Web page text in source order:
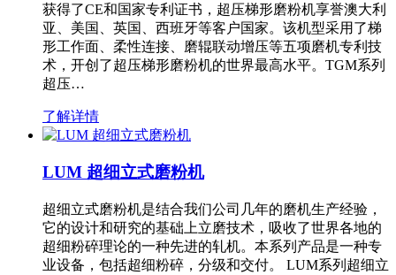
获得了CE和国家专利证书，超压梯形磨粉机享誉澳大利
亚、美国、英国、西班牙等客户国家。该机型采用了梯
形工作面、柔性连接、磨辊联动增压等五项磨机专利技
术，开创了超压梯形磨粉机的世界最高水平。TGM系列
超压…
了解详情
LUM 超细立式磨粉机
超细立式磨粉机是结合我们公司几年的磨机生产经验，
它的设计和研究的基础上立磨技术，吸收了世界各地的
超细粉碎理论的一种先进的轧机。本系列产品是一种专
业设备，包括超细粉碎，分级和交付。 LUM系列超细立